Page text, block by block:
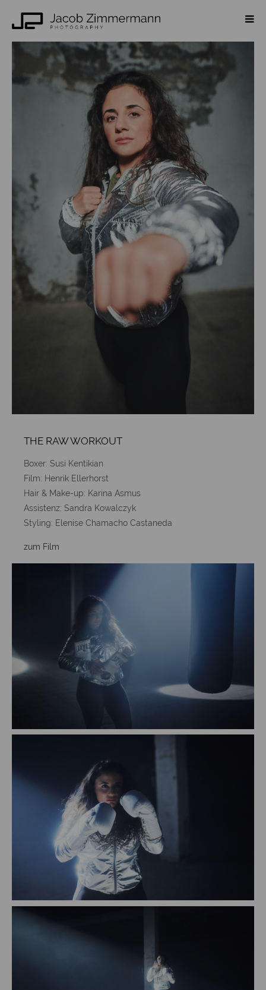
THE RAW WORKOUT
Boxer: Susi Kentikian
Film: Henrik Ellerhorst
Hair & Make-up: Karina Asmus
Assistenz: Sandra Kowalczyk
Styling: Elenise Chamacho Castaneda
zum Film